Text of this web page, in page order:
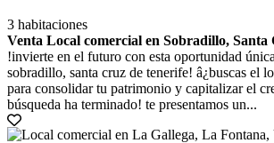
3 habitaciones
Venta Local comercial en Sobradillo, Santa
!invierte en el futuro con esta oportunidad
sobradillo, santa cruz de tenerife! â¿buscas el
para consolidar tu patrimonio y capitalizar el
búsqueda ha terminado! te presentamos un...